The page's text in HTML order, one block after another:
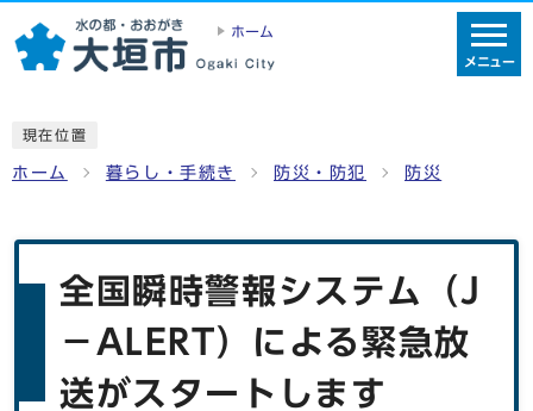
ホーム
メニュー
現在位置
ホーム 暮らし・手続き 防災・防犯 防災
全国瞬時警報システム（J
－ALERT）による緊急放
送がスタートします